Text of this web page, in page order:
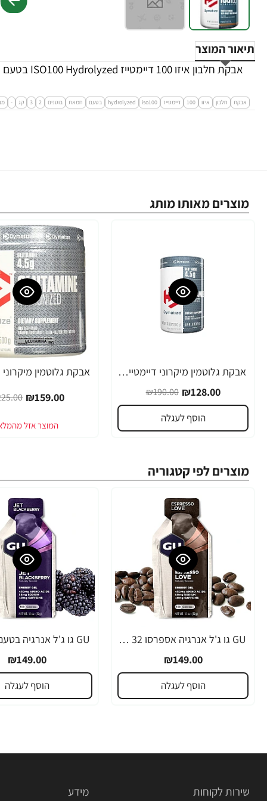
תיאור המוצר
אבקת חלבון איזו 100 דיימטייז ISO100 Hydrolyzed בטעם חמאת בוטנים 2.3 ק"ג - מבית Dymatize Nutrition
אבקת חלבון איזו 100 דיימטייז iso100
hydrolyzed בטעם חמאת בוטנים 2
3 קג -
מוצרים מאותו מותג
-33%
אבקת גלוטמין מיקרוני דיימטייז 300 גרם - מבית Dymatize Nutrition
₪128.00
₪190.00
הוסף לעגלה
-29%
₪159.00
מוצרים לפי קטגוריה
GU גו ג'ל אנרגיה אספרסו 32 גרם - 24 יחידות
₪149.00
הוסף לעגלה
₪149.00
הוסף לעגלה
שירות לקוחות מידע